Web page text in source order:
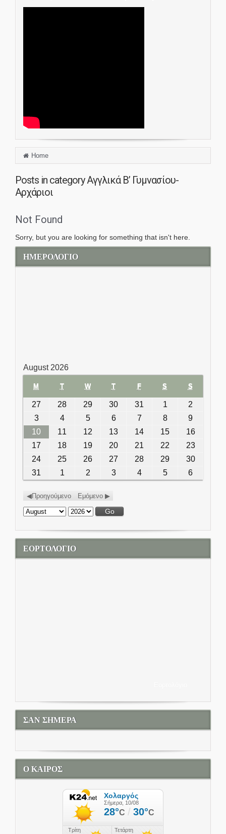
Home
Posts in categoryΑγγλικά Β’ Γυμνασίου-
Αρχάριοι
Not Found
Sorry, but you are looking for something that isn't here.
ΗΜΕΡΟΛΟΓΙΟ
August 2026
M MONDAY
TTUESDAY
WWEDNESDAY
TTHURSDAY
FFRIDAYS SATURDAY
S
27 July 27, 2026
28 July 28, 2026
29 July 29, 2026
30 July 30, 2026
31 July 31, 2026
1
August 1,
2026
2
3August 3, 2026
4August 4, 2026
5August 5, 2026
6August 6, 2026
7 August 7, 2026
8
August 8,
2026
9
10 August 10, 2026
11 August 11, 2026
12 August 12, 2026
13 August 13, 2026
14 August 14, 2026
15
August
15, 2026
16August
17 August 17, 2026
18 August 18, 2026
19 August 19, 2026
20 August 20, 2026
21 August 21, 2026
22
August
22, 2026
23August
24 August 24, 2026
25 August 25, 2026
26 August 26, 2026
27 August 27, 2026
28 August 28, 2026
29
August
29, 2026
30August
31 August 31, 2026
1 September 1, 2026
2 September 2, 2026
3September 3, 2026
4
September 4,
2026
5September
5, 2026
6
6, 2026
Προηγούμενο
Εμόμενο
Month:
Year:
ΕΟΡΤΟΛΟΓΙΟ
ΣΑΝ ΣΗΜΕΡΑ
Ο ΚΑΙΡΟΣ